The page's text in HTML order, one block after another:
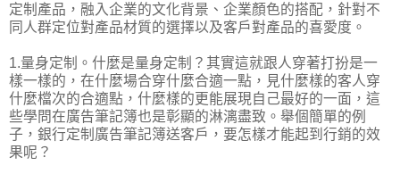
定制產品，融入企業的文化背景、企業顏色的搭配，針對不
同人群定位對產品材質的選擇以及客戶對產品的喜愛度。
1.量身定制。什麼是量身定制？其實這就跟人穿著打扮是一
樣一樣的，在什麼場合穿什麼合適一點，見什麼樣的客人穿
什麼檔次的合適點，什麼樣的更能展現自己最好的一面，這
些學問在廣告筆記簿也是彰顯的淋漓盡致。舉個簡單的例
子，銀行定制廣告筆記簿送客戶，要怎樣才能起到行銷的效
果呢？